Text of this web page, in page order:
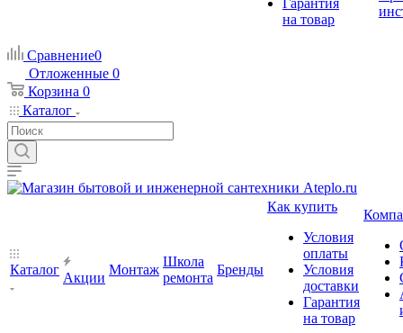
Гарантия
на товар
Сравнение0
Отложенные 0
Корзина 0
Каталог
Каталог
Акции
Монтаж
Школа
ремонта
Бренды
Как купить
Условия
оплаты
Условия
доставки
Гарантия
на товар